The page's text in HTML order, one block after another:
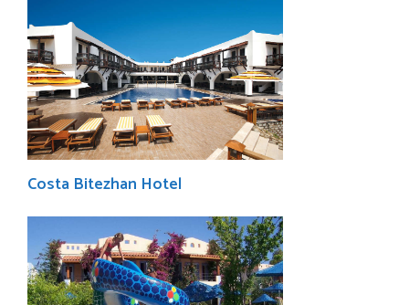
Costa Bitezhan Hotel